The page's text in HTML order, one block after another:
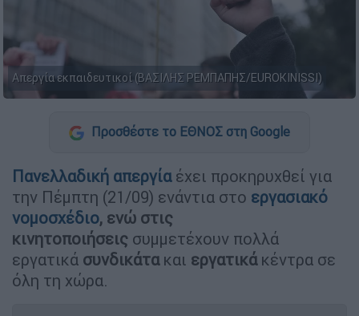
Απεργία εκπαιδευτικοί (ΒΑΣΙΛΗΣ ΡΕΜΠΑΠΗΣ/EUROKINISSI)
Προσθέστε το ΕΘΝΟΣ στη Google
Πανελλαδική απεργία έχει προκηρυχθεί για
την Πέμπτη (21/09) ενάντια στο εργασιακό
νομοσχέδιο, ενώ στις
κινητοποιήσεις συμμετέχουν πολλά
εργατικά συνδικάτακαι εργατικάκέντρα σε
όλη τη χώρα.